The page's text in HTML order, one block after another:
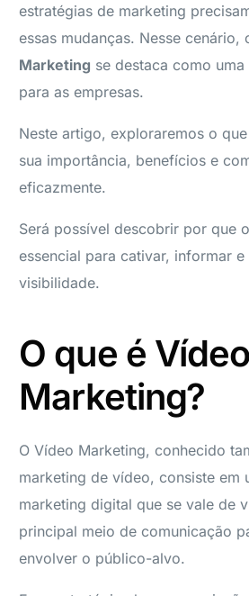
estratégias de marketing
essas mudanças. Nesse cenário,
Marketing se destaca como
para as empresas.
Neste artigo, exploraremos o
sua importância, benefícios e
eficazmente.
Será possível descobrir por que
essencial para cativar, informar e
visibilidade.
O que é Vídeo
Marketing?
O Vídeo Marketing, conhecido
marketing de vídeo, consiste em
marketing digital que se vale de
principal meio de comunicação
envolver o público-alvo.